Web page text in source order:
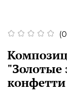
"Золотые
конфетти